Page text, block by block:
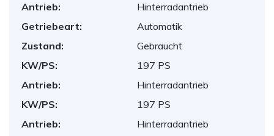
Antrieb:
Hinterradantrieb
Getriebeart:
Automatik
Zustand:
Gebraucht
KW/PS:
197 PS
Antrieb:
Hinterradantrieb
KW/PS:
197 PS
Antrieb:
Hinterradantrieb